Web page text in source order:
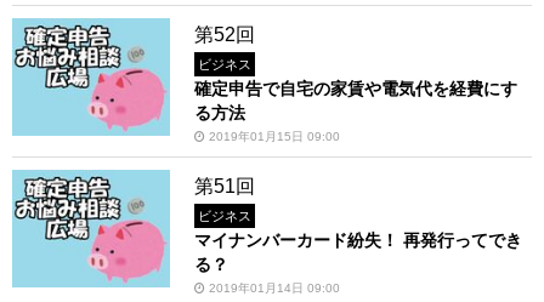
第52回
ビジネス
確定申告で自宅の家賃や電気代を経費にす
る方法
2019年01月15日 09:00
第51回
ビジネス
マイナンバーカード紛失！ 再発行ってでき
る？
2019年01月14日 09:00